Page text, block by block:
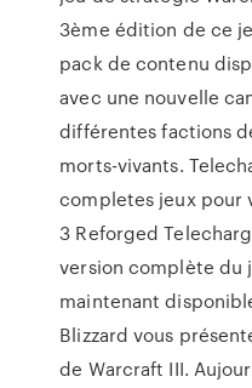
3ème édition de ce
pack de contenu
avec une nouvelle
différentes factions
morts-vivants.
completes jeux pour
3 Reforged
version complète du
maintenant
Blizzard vous
de Warcraft III.